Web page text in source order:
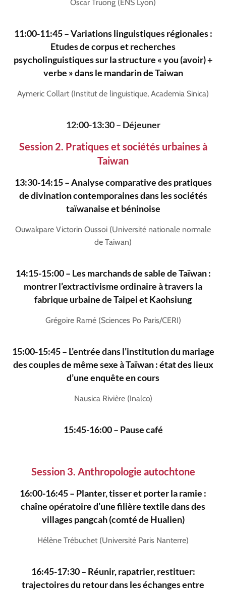
Oscar Truong (ENS Lyon)
11:00-11:45 – Variations linguistiques régionales :
Etudes de corpus et recherches
psycholinguistiques sur la structure «you (avoir)+
verbe »dans le mandarin de Taiwan
Aymeric Collart (Institut de linguistique, Academia Sinica)
12:00-13:30 – Déjeuner
Session 2. Pratiques et sociétés urbaines à
Taiwan
13:30-14:15 – Analyse comparative des pratiques
de divination contemporaines dans les sociétés
taïwanaise et béninoise
Ouwakpare Victorin Oussoi (Université nationale normale
de Taiwan)
14:15-15:00 – Les marchands de sable de Taïwan :
montrer l’extractivisme ordinaire à travers la
fabrique urbaine de Taipei et Kaohsiung
Grégoire Ramé (Sciences Po Paris/CERI)
15:00-15:45 – L’entrée dans l’institution du mariage
des couples de même sexe à Taïwan : état des lieux
d’une enquête en cours
Nausica Rivière (Inalco)
15:45-16:00 – Pause café
Session 3. Anthropologie autochtone
16:00-16:45 – Planter, tisser et porter la ramie :
chaîne opératoire d’une filière textile dans des
villages pangcah (comté de Hualien)
Hélène Trébuchet (Université Paris Nanterre)
16:45-17:30 – Réunir, rapatrier, restituer:
trajectoires du retour dans les échanges entre